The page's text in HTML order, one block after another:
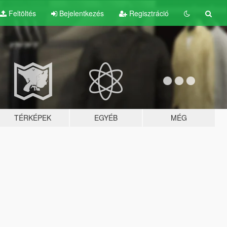
Feltöltés Bejelentkezés Regisztráció
TÉRKÉPEK EGYÉB MÉG